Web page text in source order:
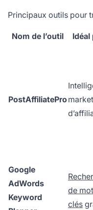
Principaux outils pour
Nom de l’outil Idéal
PostAffiliatePro
Google
AdWords
Keyword
de
clés